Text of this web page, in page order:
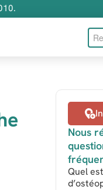
Nous
Quel